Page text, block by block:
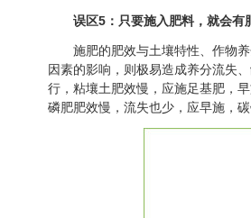
误区5：只要施入肥料，就会有
施肥的肥效与土壤特性、作物
因素的影响，则极易造成养分流失
行，粘壤土肥效慢，应施足基肥，
磷肥肥效慢，流失也少，应早施，